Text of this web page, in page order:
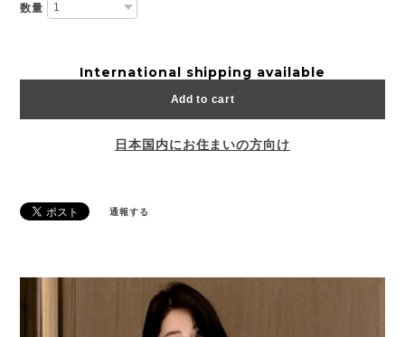
数量
International shipping available
Add to cart
日本国内にお住まいの方向け
通報する